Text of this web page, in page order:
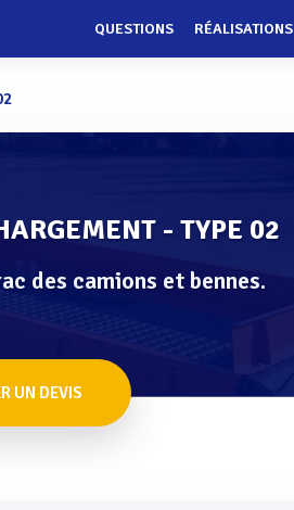
QUESTIONS RÉALISATIONS
- TYPE 02
des camions et bennes.
UN DEVIS